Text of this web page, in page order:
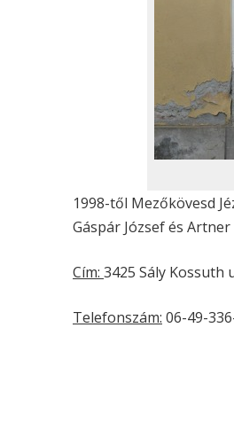
1998-től Mezőkövesd
Gáspár József és
Cím: 3425 Sály Kossuth
Telefonszám: 06-49-